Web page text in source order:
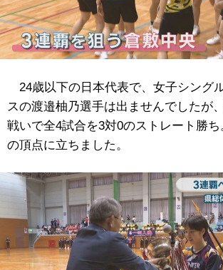
24歳以下の日本代表で、女子シング
スの渡邉柚乃選手は出ませんでしたが
戦いで全4試合を3対0のストレート勝ち
の頂点に立ちました。